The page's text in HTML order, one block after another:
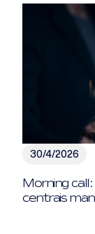
30/4/2026
Morning
centrais